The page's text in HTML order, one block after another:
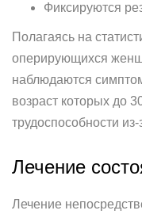
Фиксируются
Полагаясь на
оперирующихся
наблюдаются
возраст которых до
трудоспособности
Лечение
Лечение